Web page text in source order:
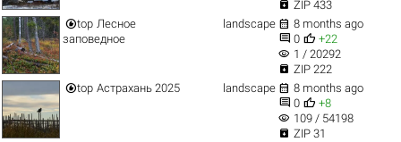
 ZIP 433
top Лесное
заповедное
landscape  8 months ago
 0  +22
visibility 1 / 20292
 ZIP 222
top Астрахань 2025 landscape  8 months ago
 0  +8
visibility 109 / 54198
 ZIP 31